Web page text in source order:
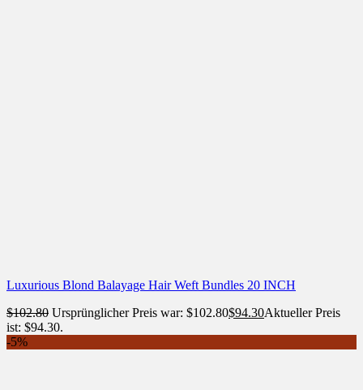
Luxurious Blond Balayage Hair Weft Bundles 20 INCH
$102.80 Ursprünglicher Preis war: $102.80$94.30Aktueller Preis
ist: $94.30.
-5%